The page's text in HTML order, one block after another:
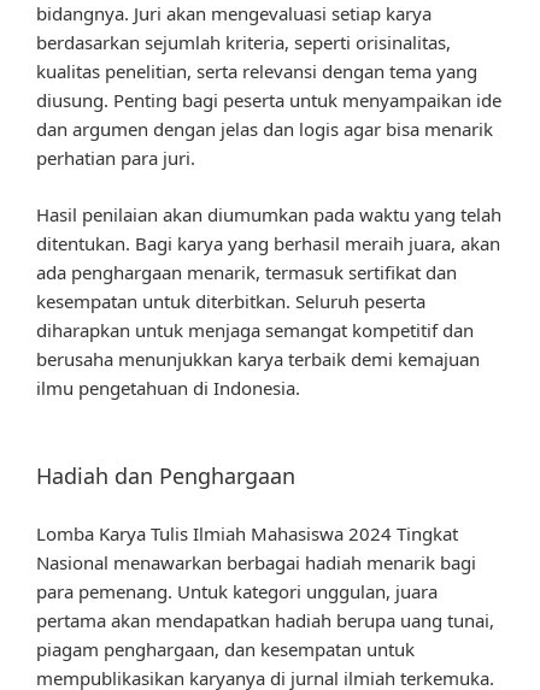
bidangnya. Juri akan mengevaluasi setiap karya
berdasarkan sejumlah kriteria, seperti orisinalitas,
kualitas penelitian, serta relevansi dengan tema yang
diusung. Penting bagi peserta untuk menyampaikan ide
dan argumen dengan jelas dan logis agar bisa menarik
perhatian para juri.
Hasil penilaian akan diumumkan pada waktu yang telah
ditentukan. Bagi karya yang berhasil meraih juara, akan
ada penghargaan menarik, termasuk sertifikat dan
kesempatan untuk diterbitkan. Seluruh peserta
diharapkan untuk menjaga semangat kompetitif dan
berusaha menunjukkan karya terbaik demi kemajuan
ilmu pengetahuan di Indonesia.
Hadiah dan Penghargaan
Lomba Karya Tulis Ilmiah Mahasiswa 2024 Tingkat
Nasional menawarkan berbagai hadiah menarik bagi
para pemenang. Untuk kategori unggulan, juara
pertama akan mendapatkan hadiah berupa uang tunai,
piagam penghargaan, dan kesempatan untuk
mempublikasikan karyanya di jurnal ilmiah terkemuka.